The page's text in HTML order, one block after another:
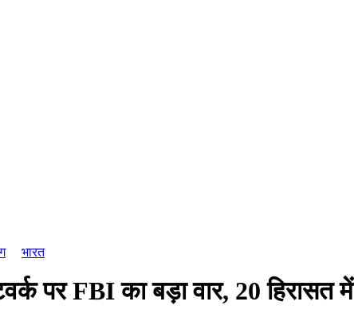
भारत
पर FBI का बड़ा वार, 20 हिरासत में